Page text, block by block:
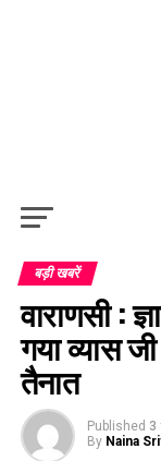
बड़ी खबरें
वाराणसी :
गया व्यास
तैनात
Published 3
By Naina